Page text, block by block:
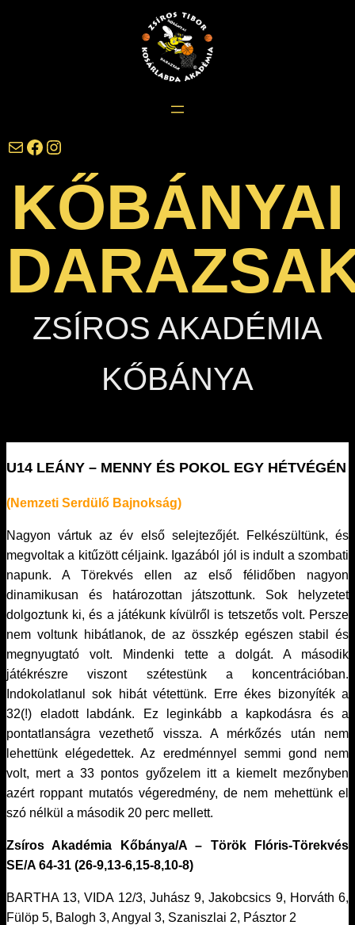
darazsak@darazsak.hu @kobanyaidarazsak @darazsak
KŐBÁNYAI
ZSÍROS AKADÉMIA
KŐBÁNYA
U14 LEÁNY – MENNY ÉS POKOL EGY HÉTVÉGÉN
(Nemzeti Serdülő Bajnokság)
Nagyon vártuk az év első selejtezőjét. Felkészültünk, és
megvoltak a kitűzött céljaink. Igazából jól is indult a szombati
napunk. A Törekvés ellen az első félidőben nagyon
dinamikusan és határozottan játszottunk. Sok helyzetet
dolgoztunk ki, és a játékunk kívülről is tetszetős volt. Persze
nem voltunk hibátlanok, de az összkép egészen stabil és
megnyugtató volt. Mindenki tette a dolgát. A második
játékrészre viszont szétestünk a koncentrációban.
Indokolatlanul sok hibát vétettünk. Erre ékes bizonyíték a
32(!) eladott labdánk. Ez leginkább a kapkodásra és a
pontatlanságra vezethető vissza. A mérkőzés után nem
lehettünk elégedettek. Az eredménnyel semmi gond nem
volt, mert a 33 pontos győzelem itt a kiemelt mezőnyben
azért roppant mutatós végeredmény, de nem mehettünk el
szó nélkül a második 20 perc mellett.
Zsíros Akadémia Kőbánya/A – Török Flóris-Törekvés
SE/A 64-31 (26-9,13-6,15-8,10-8)
BARTHA 13, VIDA 12/3, Juhász 9, Jakobcsics 9, Horváth 6,
Fülöp 5, Balogh 3, Angyal 3, Szaniszlai 2, Pásztor 2